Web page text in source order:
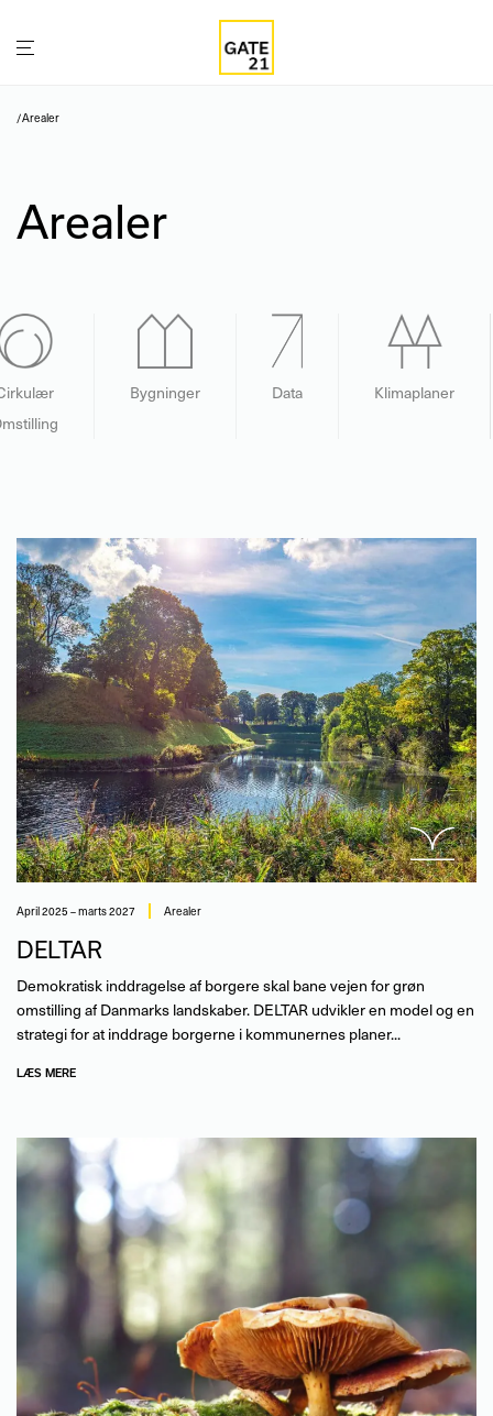
/Arealer
Arealer
Bygninger Data Klimaplaner
april 2025 – marts 2027 Arealer
DELTAR
Demokratisk inddragelse af borgere skal bane vejen for grøn
omstilling af Danmarks landskaber. DELTAR udvikler en model og en
strategi for at inddrage borgerne i kommunernes planer...
LÆS MERE